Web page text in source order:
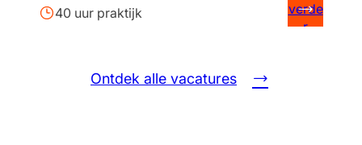
40 uur praktijk
verde
r
Ontdek alle vacatures